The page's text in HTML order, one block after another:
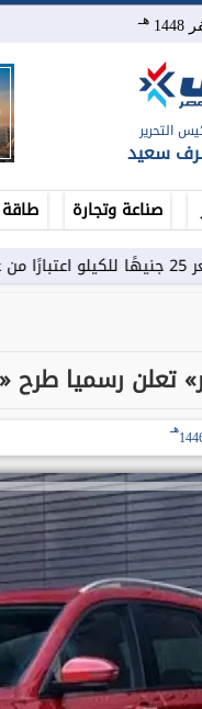
هـ
التحرير
سعيد
صناعة وتجارة طاقة
إنجاز 90% من الأعمال الخرسانية للكبائن في ”سولاري”.. ومصر إيطاليا تطلق Amare...
تعلن رسميا طرح
هـ